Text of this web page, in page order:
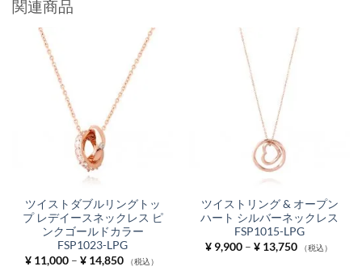
関連商品
ツイストダブルリングトッ
プ レデイースネックレス ピ
ンクゴールドカラー
FSP1023-LPG
¥11,000 – ¥14,850価
格
（税込）
ツイストリング & オープン
ハート シルバーネックレス
FSP1015-LPG
¥9,900 – ¥13,750価
格
（税込）